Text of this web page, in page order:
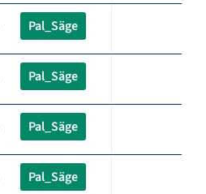
Pal_Säge
Pal_Säge
Pal_Säge
Pal_Säge